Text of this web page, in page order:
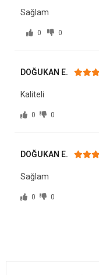
Sağlam
0 0
DOĞUKAN E.
Kaliteli
0 0
DOĞUKAN E.
Sağlam
0 0